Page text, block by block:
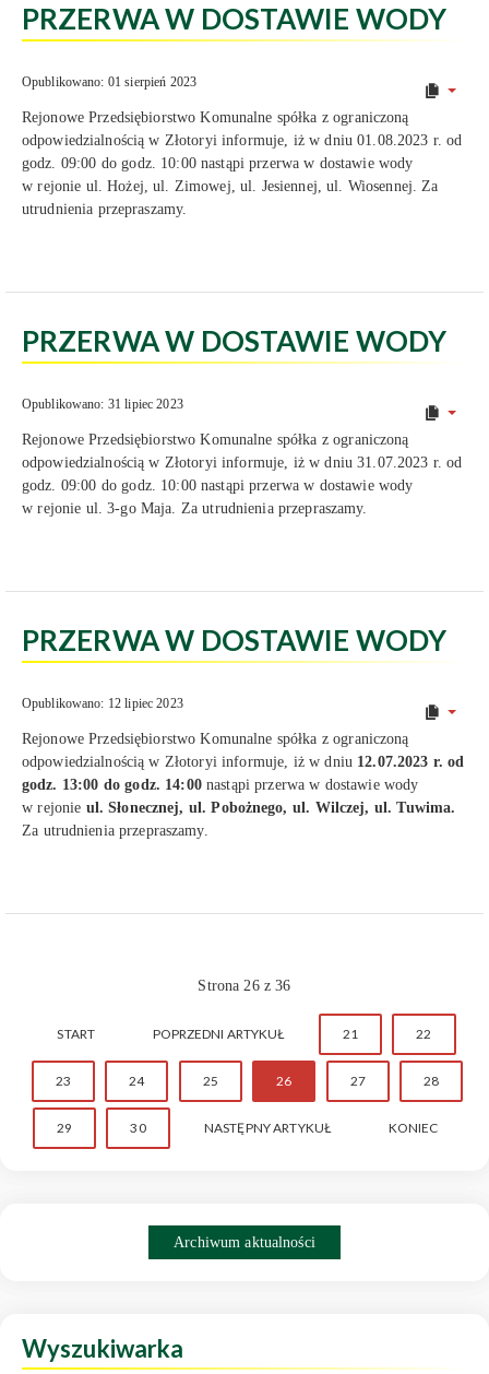
PRZERWA W DOSTAWIE WODY
Opublikowano: 01 sierpień 2023
Rejonowe Przedsiębiorstwo Komunalne spółka z ograniczoną
odpowiedzialnością w Złotoryi informuje, iż w dniu 01.08.2023 r. od
godz. 09:00 do godz. 10:00 nastąpi przerwa w dostawie wody
w rejonie ul. Hożej, ul. Zimowej, ul. Jesiennej, ul. Wiosennej. Za
utrudnienia przepraszamy.
PRZERWA W DOSTAWIE WODY
Opublikowano: 31 lipiec 2023
Rejonowe Przedsiębiorstwo Komunalne spółka z ograniczoną
odpowiedzialnością w Złotoryi informuje, iż w dniu 31.07.2023 r. od
godz. 09:00 do godz. 10:00 nastąpi przerwa w dostawie wody
w rejonie ul. 3-go Maja. Za utrudnienia przepraszamy.
PRZERWA W DOSTAWIE WODY
Opublikowano: 12 lipiec 2023
Rejonowe Przedsiębiorstwo Komunalne spółka z ograniczoną
odpowiedzialnością w Złotoryi informuje, iż w dniu 12.07.2023 r. od
godz. 13:00 do godz. 14:00nastąpi przerwa w dostawie wody
w rejonie ul. Słonecznej, ul. Pobożnego, ul. Wilczej, ul. Tuwima.
Za utrudnienia przepraszamy.
Strona 26 z 36
START POPRZEDNI ARTYKUŁ 21 22
23 24 25 26 27 28
29 30 NASTĘPNY ARTYKUŁ KONIEC
Archiwum aktualności
Wyszukiwarka